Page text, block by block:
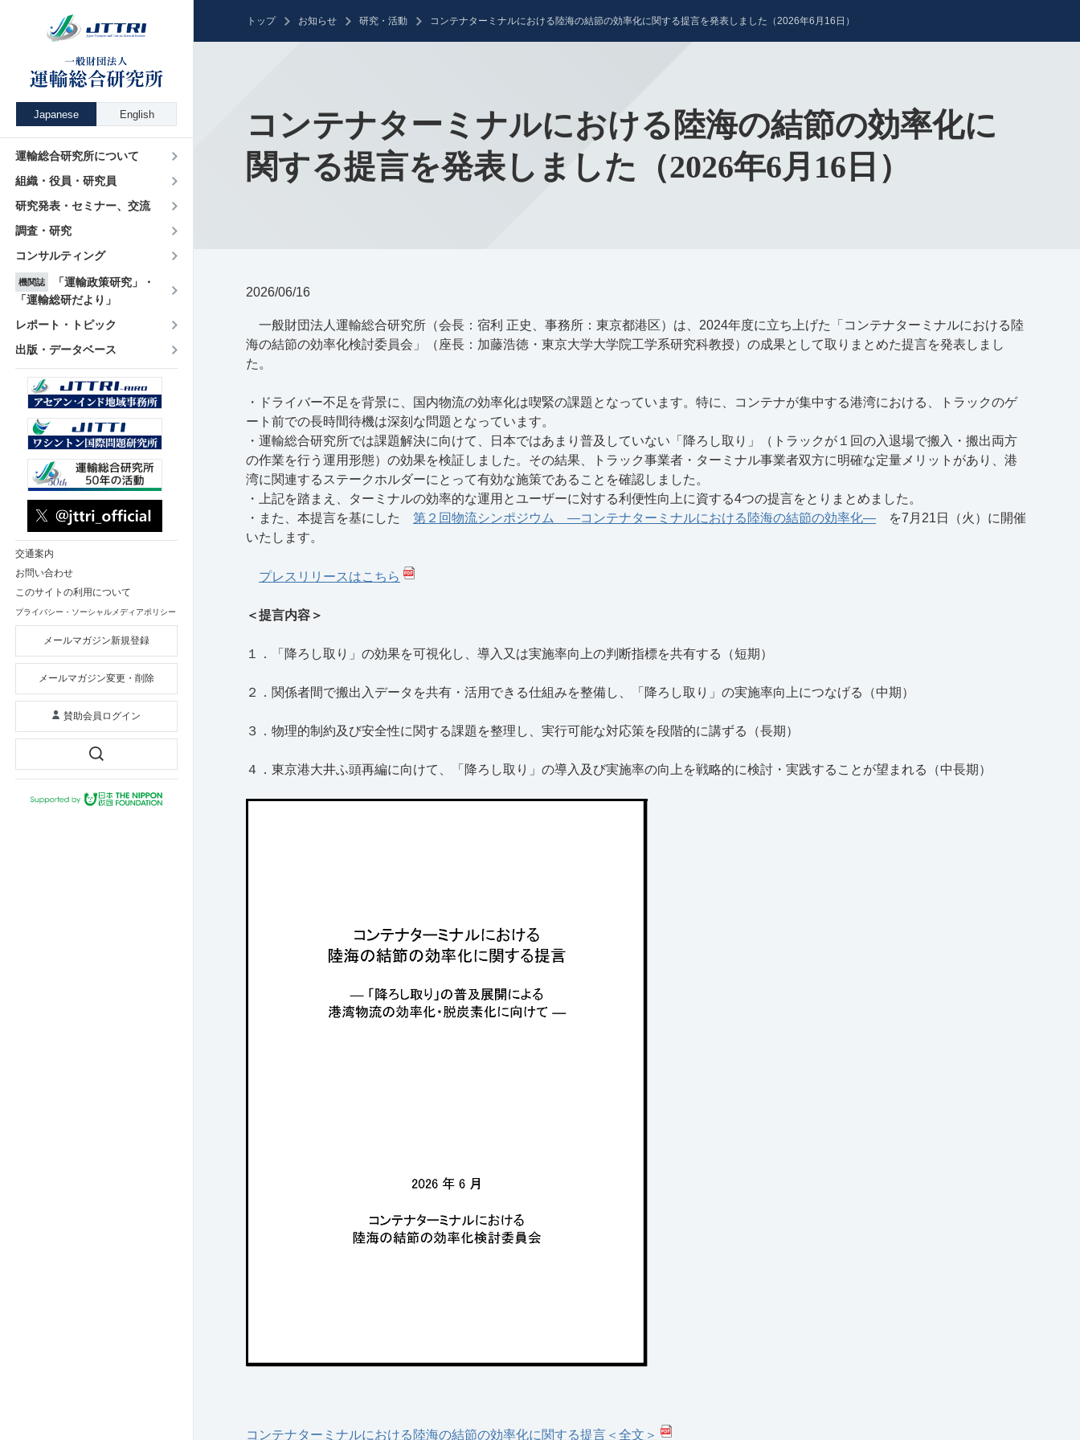
Japanese English
運輸総合研究所について
組織・役員・研究員
研究発表・セミナー、交流
調査・研究
コンサルティング
機関誌
「運輸政策研究」・
「運輸総研だより」
レポート・トピック
出版・データベース
交通案内
お問い合わせ
このサイトの利用について
プライバシー・ソーシャルメディアポリシー
メールマガジン新規登録
メールマガジン変更・削除
賛助会員ログイン
トップ お知らせ 研究・活動 コンテナターミナルにおける陸海の結節の効率化に関する提言を発表しました（2026年6月16日）
コンテナターミナルにおける陸海の結節の効率化に
関する提言を発表しました（2026年6月16日）
2026/06/16
一般財団法人運輸総合研究所（会長：宿利 正史、事務所：東京都港区）は、 2024年度に立ち上げた「コンテナターミナルにおける陸
海の結節の効率化検討委員会」（座長：加藤浩徳・東京大学大学院工学系研究科教授）の成果として取りまとめた提言を発表しまし
た。
・ドライバー不足を背景に、国内物流の効率化は喫緊の課題となっています。特に、コンテナが集中する港湾における、トラックのゲ
ート前での長時間待機は深刻な問題となっています。
・運輸総合研究所では課題解決に向けて、日本ではあまり普及していない「降ろし取り」（トラックが１回の入退場で搬入・搬出両方
の作業を行う運用形態）の効果を検証しました。その結果、トラック事業者・ターミナル事業者双方に明確な定量メリットがあり、港
湾に関連するステークホルダーにとって有効な施策であることを確認しました。
・上記を踏まえ、ターミナルの効率的な運用とユーザーに対する利便性向上に資する4つの提言をとりまとめました。
・また、本提言を基にした 第２回物流シンポジウム ―コンテナターミナルにおける陸海の結節の効率化― を7月21日（火）に開催
いたします。
プレスリリースはこちら
＜提言内容＞
１．「降ろし取り」の効果を可視化し、導入又は実施率向上の判断指標を共有する（短期）
２．関係者間で搬出入データを共有・活用できる仕組みを整備し、「降ろし取り」の実施率向上につなげる（中期）
３．物理的制約及び安全性に関する課題を整理し、実行可能な対応策を段階的に講ずる（長期）
４．東京港大井ふ頭再編に向けて、「降ろし取り」の導入及び実施率の向上を戦略的に検討・実践することが望まれる（中長期）
コンテナターミナルにおける陸海の結節の効率化に関する提言＜全文＞